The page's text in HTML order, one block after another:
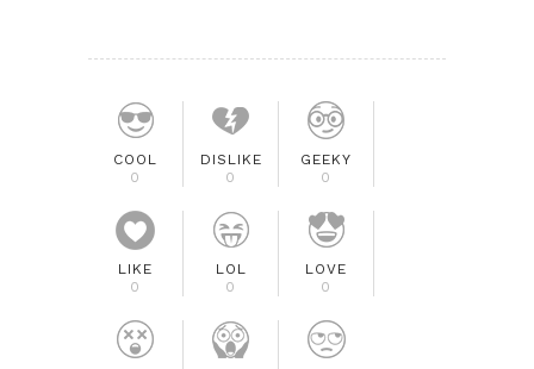
COOL
0
DISLIKE
0
GEEKY
0
LIKE
0
LOL
0
LOVE
0